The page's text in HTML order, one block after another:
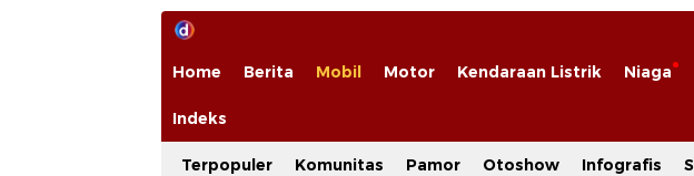
Home Berita Mobil Motor Kendaraan Listrik Niaga
Indeks
Terpopuler Komunitas Pamor Otoshow Infografis